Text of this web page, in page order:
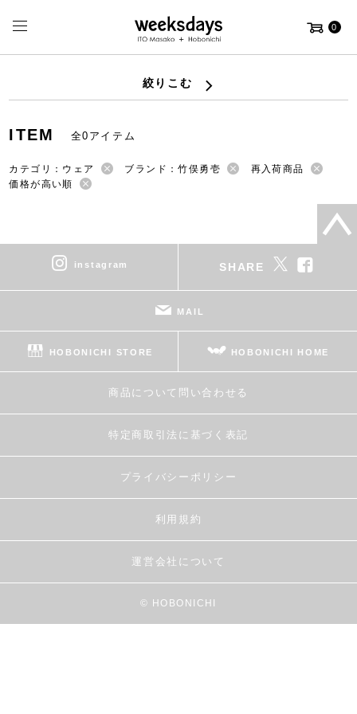
0
絞りこむ
ITEM 全0アイテム
カテゴリ：ウェア ブランド：竹俣勇壱
再入荷商品
価格が高い順
instagram SHARE
MAIL
HOBONICHI STORE HOBONICHI HOME
商品について問い合わせる
特定商取引法に基づく表記
プライバシーポリシー
利用規約
運営会社について
© HOBONICHI